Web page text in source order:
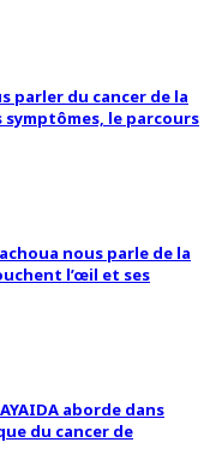
parler du cancer de la
le parcours
nous parle de la
l’œil et ses
aborde dans
du cancer de